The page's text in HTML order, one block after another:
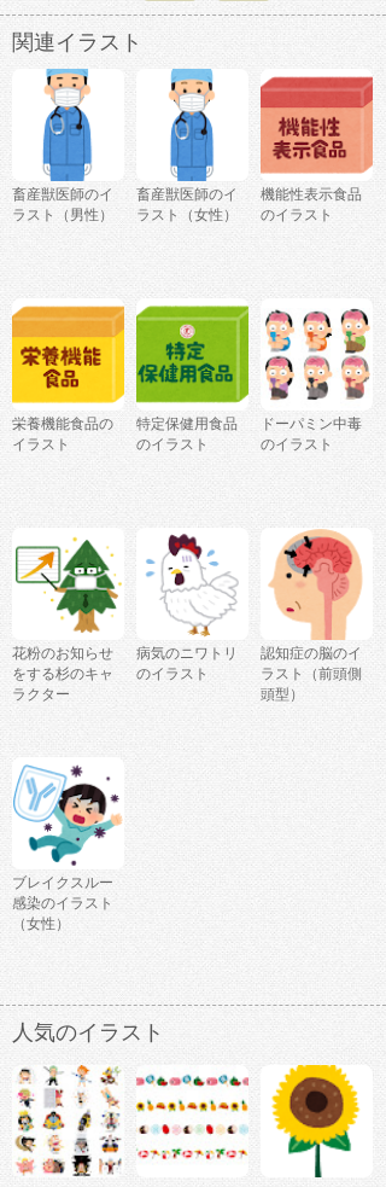
関連イラスト
畜産獣医師のイ
ラスト（男性）
畜産獣医師のイ
ラスト（女性）
機能性表示食品
のイラスト
栄養機能食品の
イラスト
特定保健用食品
のイラスト
ドーパミン中毒
のイラスト
花粉のお知らせ
をする杉のキャ
ラクター
病気のニワトリ
のイラスト
認知症の脳のイ
ラスト（前頭側
頭型）
ブレイクスルー
感染のイラスト
（女性）
人気のイラスト